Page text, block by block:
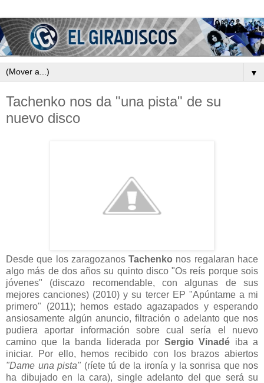
▼
Tachenko nos da "una pista" de su
nuevo disco
Desde que los zaragozanosTachenko nos regalaran hace
algo más de dos años su quinto disco "Os reís porque sois
jóvenes" (discazo recomendable, con algunas de sus
mejores canciones) (2010) y su tercer EP "Apúntame a mi
primero" (2011); hemos estado agazapados y esperando
ansiosamente algún anuncio, filtración o adelanto que nos
pudiera aportar información sobre cual sería el nuevo
camino que la banda liderada por Sergio Vinadé iba a
iniciar. Por ello, hemos recibido con los brazos abiertos
"Dame una pista" (ríete tú de la ironía y la sonrisa que nos
ha dibujado en la cara), single adelanto del que será su